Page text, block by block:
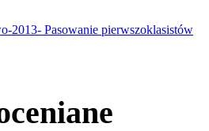
2013- Pasowanie pierwszoklasistów